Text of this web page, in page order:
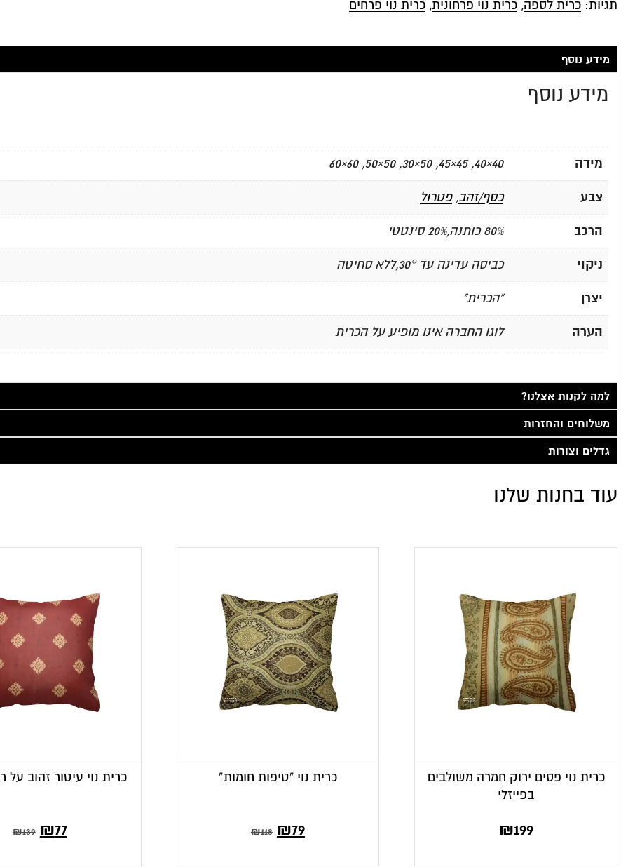
תגיות: כרית לספה, כרית נוי פרחונית, כרית נוי פרחים
מידע נוסף
מידע נוסף
מידה 40×40, 45×45, 50×30, 50×50, 60×60
צבע כסף/זהב,פטרול
הרכב 80% כותנה,20% סינטטי
ניקוי כביסה עדינה עד 30°,ללא סחיטה
יצרן "הכרית"
הערה לוגו החברה אינו מופיע על הכרית
למה לקנות אצלנו?
משלוחים והחזרות
גדלים וצורות
עוד בחנות שלנו
כרית נוי פסים ירוק חמרה משולבים
בפייזלי
₪199
כרית נוי “טיפות חומות”
₪118 ₪79
כרית נוי עיטור זהוב על
₪139 המחיר
₪77המחיר